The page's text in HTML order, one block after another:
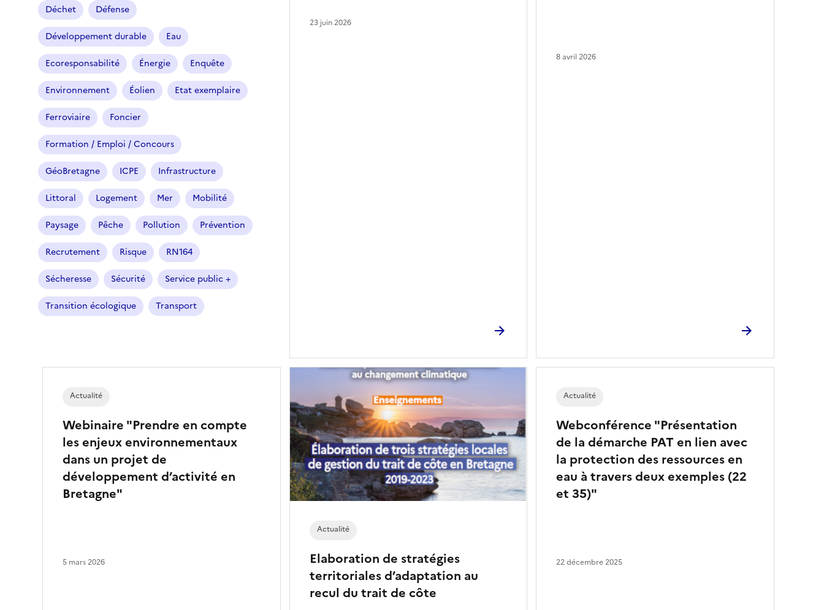
l
t
r
e
s
é
l
e
c
t
i
o
n
n
é
)
Déchet Défense
Développement durable Eau
Ecoresponsabilité Énergie Enquête
Environnement Éolien Etat exemplaire
Ferroviaire Foncier
Formation / Emploi / Concours
GéoBretagne ICPE Infrastructure
Littoral Logement Mer Mobilité
Paysage Pêche Pollution Prévention
Recrutement Risque RN164
Sécheresse Sécurité Service public +
Transition écologique Transport
23 juin 2026
8 avril 2026
Webinaire "Prendre en compte
les enjeux environnementaux
dans un projet de
développement d’activité en
Bretagne"
Actualité
5 mars 2026
Elaboration de stratégies
territoriales d’adaptation au
recul du trait de côte
Actualité
Webconférence "Présentation
de la démarche PAT en lien avec
la protection des ressources en
eau à travers deux exemples (22
et 35)"
Actualité
22 décembre 2025